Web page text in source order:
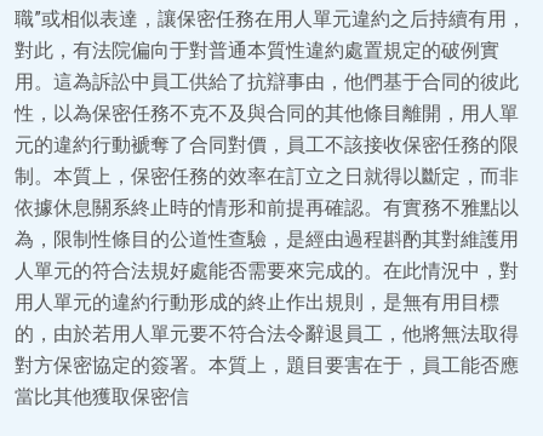
職”或相似表達，讓保密任務在用人單元違約之后持續有用，
對此，有法院偏向于對普通本質性違約處置規定的破例實
用。這為訴訟中員工供給了抗辯事由，他們基于合同的彼此
性，以為保密任務不克不及與合同的其他條目離開，用人單
元的違約行動褫奪了合同對價，員工不該接收保密任務的限
制。本質上，保密任務的效率在訂立之日就得以斷定，而非
依據休息關系終止時的情形和前提再確認。有實務不雅點以
為，限制性條目的公道性查驗，是經由過程斟酌其對維護用
人單元的符合法規好處能否需要來完成的。在此情況中，對
用人單元的違約行動形成的終止作出規則，是無有用目標
的，由於若用人單元要不符合法令辭退員工，他將無法取得
對方保密協定的簽署。本質上，題目要害在于，員工能否應
當比其他獲取保密信